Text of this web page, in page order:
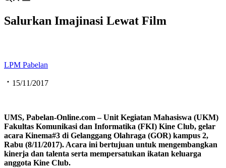
Salurkan Imajinasi Lewat Film
LPM Pabelan
15/11/2017
UMS, Pabelan-Online.com – Unit Kegiatan Mahasiswa (UKM)
Fakultas Komunikasi dan Informatika (FKI) Kine Club, gelar
acara Kinema#3 di Gelanggang Olahraga (GOR) kampus 2,
Rabu (8/11/2017). Acara ini bertujuan untuk mengembangkan
kinerja dan talenta serta mempersatukan ikatan keluarga
anggota Kine Club.